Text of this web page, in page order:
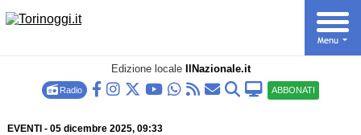
Edizione locale IlNazionale.it
Radio ABBONATI
EVENTI - 05 dicembre 2025, 09:33